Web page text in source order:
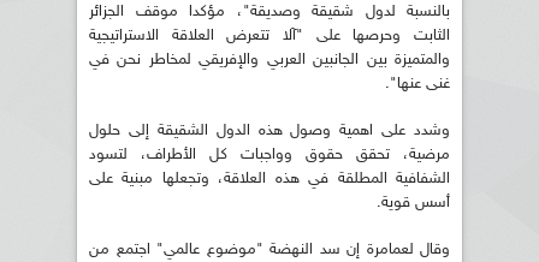
بالنسبة لدول شقيقة وصديقة"، مؤكدا موقف الجزائر
الثابت وحرصها على "آلا تتعرض العلاقة الاستراتيجية
والمتميزة بين الجانبين العربي والإفريقي لمخاطر نحن في
غنى عنها".
وشدد على اهمية وصول هذه الدول الشقيقة إلى حلول
مرضية، تحقق حقوق وواجبات كل الأطراف، لتسود
الشفافية المطلقة في هذه العلاقة، وتجعلها مبنية على
أسس قوية.
وقال لعمامرة إن سد النهضة "موضوع عالمي" اجتمع من